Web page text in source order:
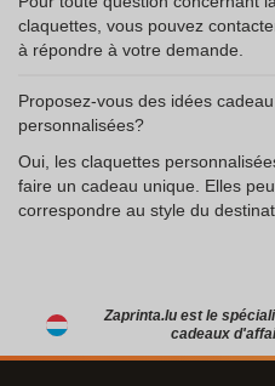
claquettes, vous pouvez
à répondre à votre demande.
Proposez-vous des idées
personnalisées?
Oui, les claquettes
faire un cadeau unique. Elles
correspondre au style du
Zaprinta.lu est le
cadeaux